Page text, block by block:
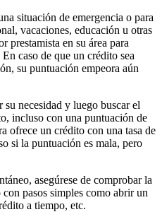
situación de emergencia o para
vacaciones, educación u otras
prestamista en su área para
caso de que un crédito sea
su puntuación empeora aún
su necesidad y luego buscar el
incluso con una puntuación de
ofrece un crédito con una tasa de
si la puntuación es mala, pero
asegúrese de comprobar la
pasos simples como abrir un
a tiempo, etc.